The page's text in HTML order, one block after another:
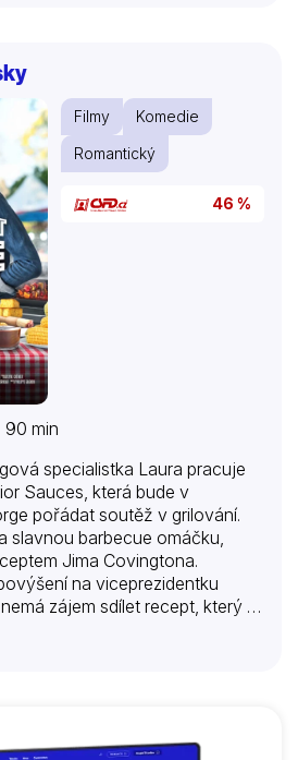
hroutí. Dvojice ztracenců živoří
a bídě bez naděje.
navíc vážně hrozí deportace.
rozpozná úhlavního nepřítele v…
Filmy
Komedie
Romantický
46 %
min
specialistka Laura pracuje
Sauces, která bude v
pořádat soutěž v grilování.
slavnou barbecue omáčku,
Jima Covingtona.
na viceprezidentku
zájem sdílet recept, který je
ani jeho zaměstnanci.
chránit rodinný odkaz.